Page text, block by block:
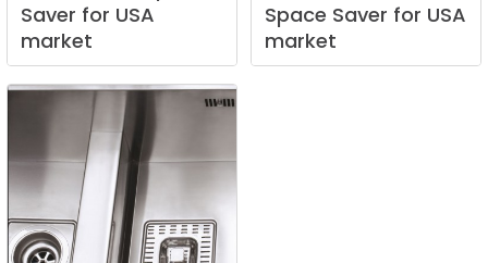
Saver for USA
market
Space Saver for USA
market